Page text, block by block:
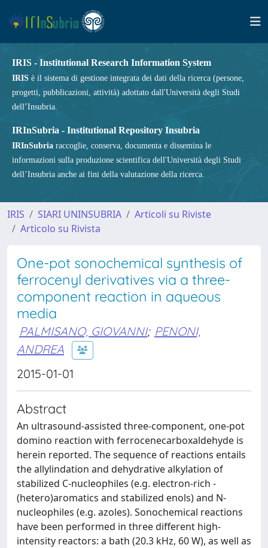
IRIS - Institutional Research Information System
IRIS è il sistema di gestione integrata dei dati della ricerca (persone,
progetti, pubblicazioni, attività) adottato dall'Università degli Studi
dell’Insubria.
IRInSubria - Institutional Repository Insubria
IRInSubria raccoglie, conserva, documenta e dissemina le
informazioni sulla produzione scientifica dell'Università degli Studi
dell’Insubria anche ai fini della valutazione della ricerca.
IRIS SIARI UNINSUBRIA
Articoli su Riviste
Articolo su Rivista
One-pot sonochemical synthesis of
ferrocenyl derivatives via a three-
component reaction in aqueous
media
PALMISANO, GIOVANNI; PENONI,
ANDREA
2015-01-01
Abstract
An ultrasound-assisted three-component, one-pot
domino reaction with ferrocenecarboxaldehyde is
herein reported. The sequence of reactions entails
the allylindation and dehydrative alkylation of
stabilized C-nucleophiles (e.g. electron-rich -
(hetero)aromatics and stabilized enols) and N-
nucleophiles (e.g. azoles). Sonochemical reactions
have been performed in three different high-
intensity reactors: a bath (20.3 kHz, 60 W), as well as